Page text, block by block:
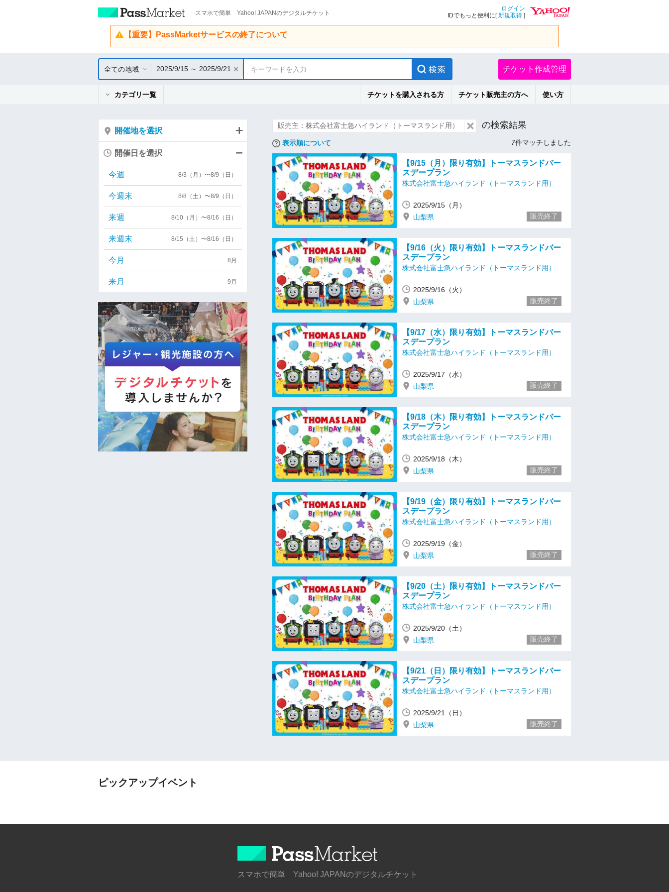
スマホで簡単 Yahoo! JAPANのデジタルチケット
ログイン
IDでもっと便利に[新規取得 ]
【重要】PassMarketサービスの終了について
全ての地域 2025/9/15 ～ 2025/9/21 キーワードを入力 チケット作成管理
カテゴリ一覧 チケットを購入される方 チケット販売主の方へ 使い方
販売主：株式会社富士急ハイランド（トーマスランド用） の検索結果
表示順について 7件マッチしました
【9/15（月）限り有効】トーマスランドバー
スデープラン
株式会社富士急ハイランド（トーマスランド用）
2025/9/15（月）
山梨県
販売終了
【9/16（火）限り有効】トーマスランドバー
スデープラン
株式会社富士急ハイランド（トーマスランド用）
2025/9/16（火）
山梨県
販売終了
【9/17（水）限り有効】トーマスランドバー
スデープラン
株式会社富士急ハイランド（トーマスランド用）
2025/9/17（水）
山梨県
販売終了
【9/18（木）限り有効】トーマスランドバー
スデープラン
株式会社富士急ハイランド（トーマスランド用）
2025/9/18（木）
山梨県
販売終了
【9/19（金）限り有効】トーマスランドバー
スデープラン
株式会社富士急ハイランド（トーマスランド用）
2025/9/19（金）
山梨県
販売終了
【9/20（土）限り有効】トーマスランドバー
スデープラン
株式会社富士急ハイランド（トーマスランド用）
2025/9/20（土）
山梨県
販売終了
【9/21（日）限り有効】トーマスランドバー
スデープラン
株式会社富士急ハイランド（トーマスランド用）
2025/9/21（日）
山梨県
販売終了
開催地を選択
開催日を選択
今週 8/3（月）〜8/9（日）
今週末 8/8（土）〜8/9（日）
来週 8/10（月）〜8/16（日）
来週末 8/15（土）〜8/16（日）
今月 8月
来月 9月
ピックアップイベント
スマホで簡単 Yahoo! JAPANのデジタルチケット